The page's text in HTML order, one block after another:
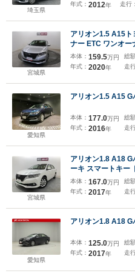
埼玉県
年式： 2012年
走行：
宮城県
アリオン1.5 A15
ナー ETC ワンオー
本体： 159.5万円
年式： 2020年
総
走
愛知県
アリオン1.5 A15 G
本体： 177.0万円
年式： 2016年
総
走
宮城県
アリオン1.8 A18
ーキ スマートキー
ンセグTV
本体： 167.0万円
年式： 2017年
総
走
愛知県
アリオン1.8 A18
本体： 125.0万円
年式： 2017年
総
走